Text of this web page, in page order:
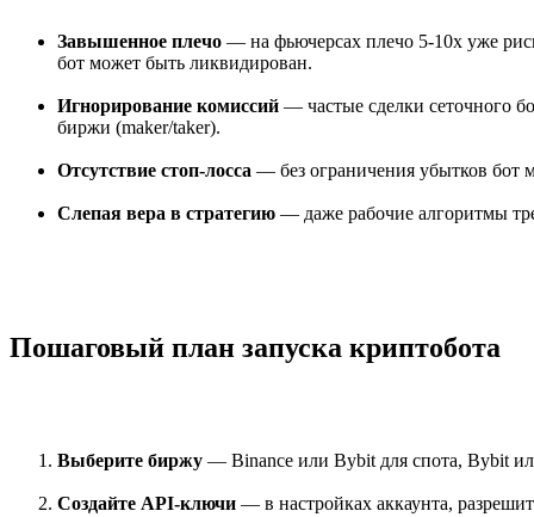
Завышенное плечо — на фьючерсах плечо 5-10x уже
бот может быть ликвидирован.
Игнорирование комиссий — частые сделки сеточного
биржи (maker/taker).
Отсутствие стоп-лосса — без ограничения убытков бот
Слепая вера в стратегию — даже рабочие алгоритмы
Пошаговый план запуска криптобота
Выберите биржу — Binance или Bybit для спота, Bybit
Создайте API-ключи — в настройках аккаунта,